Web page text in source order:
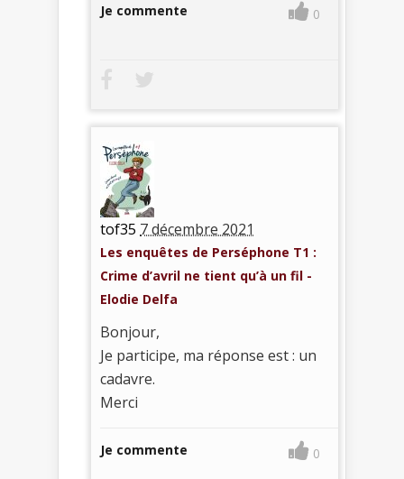
Je commente 0
tof35 7 décembre 2021
Les enquêtes de Perséphone T1 :
Crime d’avril ne tient qu’à un fil -
Elodie Delfa
Bonjour,
Je participe, ma réponse est : un
cadavre.
Merci
Je commente 0